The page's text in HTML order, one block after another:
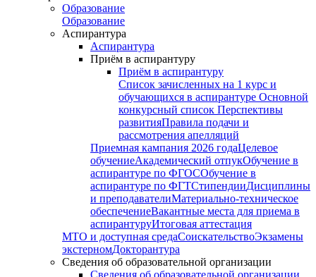
Образование
Образование
Аспирантура
Аспирантура
Приём в аспирантуру
Приём в аспирантуру
Список зачисленных на 1 курс и
обучающихся в аспирантуре Основной
конкурсный список Перспективы
развитияПравила подачи и
рассмотрения апелляций
Приемная кампания 2026 годаЦелевое
обучениеАкадемический отпукОбучение в
аспирантуре по ФГОСОбучение в
аспирантуре по ФГТСтипендииДисциплины
и преподавателиМатериально-техническое
обеспечениеВакантные места для приема в
аспирантуруИтоговая аттестация
МТО и доступная средаСоискательствоЭкзамены
экстерномДокторантура
Сведения об образовательной организации
Сведения об образовательной организации